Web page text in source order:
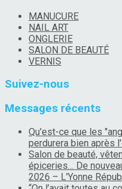
MANUCURE
NAIL ART
ONGLERIE
SALON DE BEAUTÉ
VERNIS
Suivez-nous
Messages récents
Qu'est-ce que les
perdurera bien après
Salon de beauté,
épiceries… De
2026 – L'Yonne